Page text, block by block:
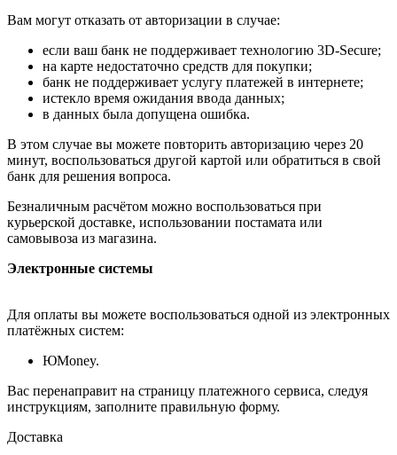
Вам могут отказать от авторизации в случае:
если ваш банк не поддерживает технологию 3D-Secure;
на карте недостаточно средств для покупки;
банк не поддерживает услугу платежей в интернете;
истекло время ожидания ввода данных;
в данных была допущена ошибка.
В этом случае вы можете повторить авторизацию через 20
минут, воспользоваться другой картой или обратиться в свой
банк для решения вопроса.
Безналичным расчётом можно воспользоваться при
курьерской доставке, использовании постамата или
самовывоза из магазина.
Электронные системы
Для оплаты вы можете воспользоваться одной из электронных
платёжных систем:
ЮMoney.
Вас перенаправит на страницу платежного сервиса, следуя
инструкциям, заполните правильную форму.
Доставка